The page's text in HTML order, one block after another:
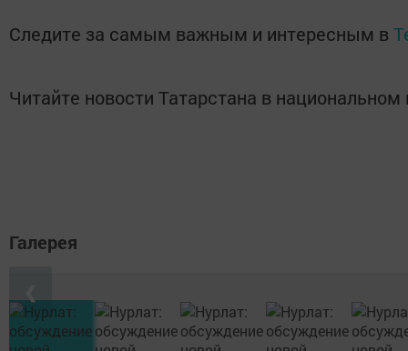
Следите за самым важным и интересным в
Читайте новости Татарстана в
Галерея